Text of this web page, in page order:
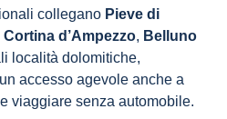
collegano Pieve di
Cortina d’Ampezzo, Belluno
località dolomitiche,
accesso agevole anche a
viaggiare senza automobile.